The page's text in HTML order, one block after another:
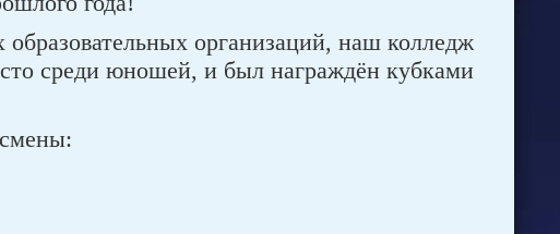
организаций, наш колледж
среди юношей, и был награждён кубками